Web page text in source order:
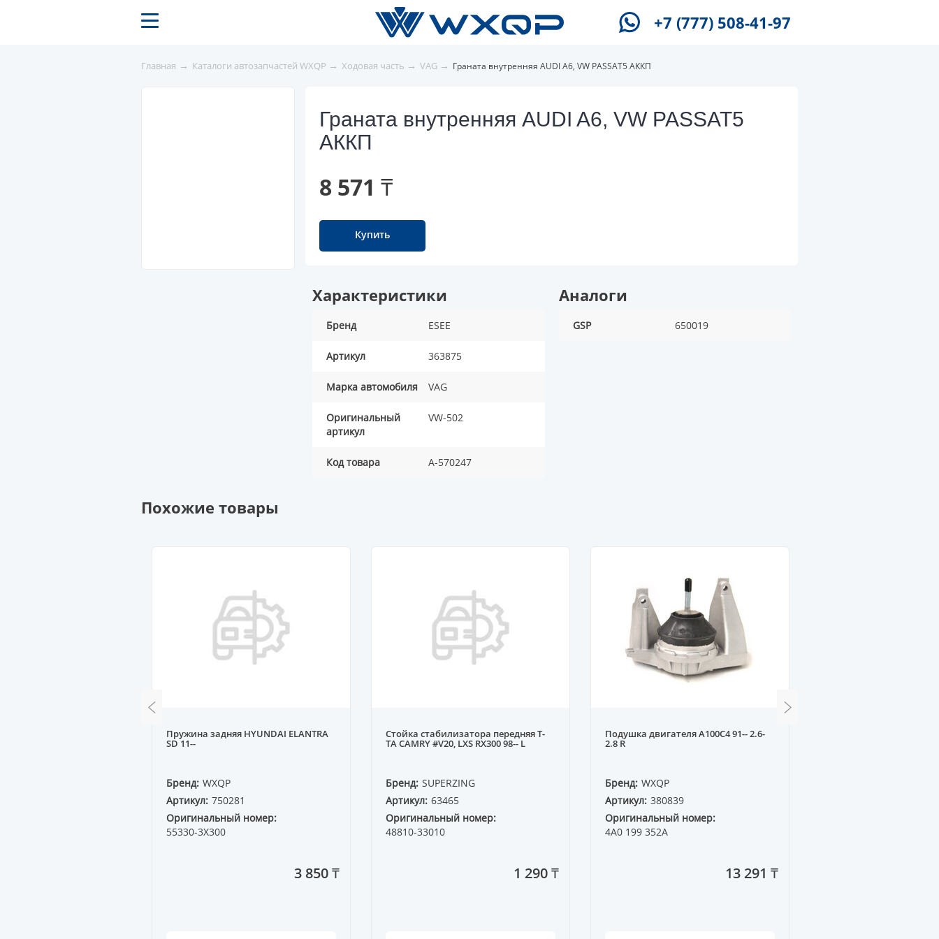
+7 (777) 508-41-97
Главная → Каталоги автозапчастей WXQP → Ходовая часть → VAG → Граната внутренняя AUDI A6, VW PASSAT5 АККП
Граната внутренняя AUDI A6, VW PASSAT5
АККП
8 571 ₸
Купить
Характеристики
Бренд ESEE
Артикул 363875
Марка автомобиля VAG
Оригинальный
артикул
VW-502
Код товара A-570247
Аналоги
GSP 650019
Похожие товары
Пружина задняя HYUNDAI ELANTRA
SD 11--
Бренд: WXQP
Артикул: 750281
Оригинальный номер:
55330-3X300
3 850 ₸
Стойка стабилизатора передняя T-
TA CAMRY #V20, LXS RX300 98-- L
Бренд: SUPERZING
Артикул: 63465
Оригинальный номер:
48810-33010
1 290 ₸
Подушка двигателя A100C4 91-- 2.6-
2.8 R
Бренд: WXQP
Артикул: 380839
Оригинальный номер:
4A0 199 352A
13 291 ₸